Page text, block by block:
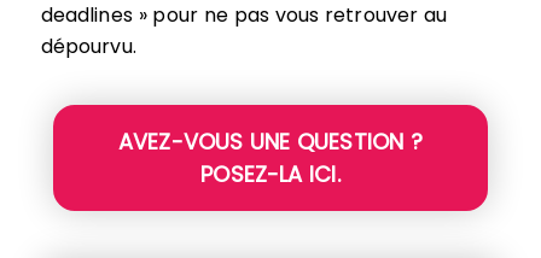
deadlines » pour ne pas vous retrouver au
dépourvu.
AVEZ-VOUS UNE QUESTION ?
POSEZ-LA ICI.